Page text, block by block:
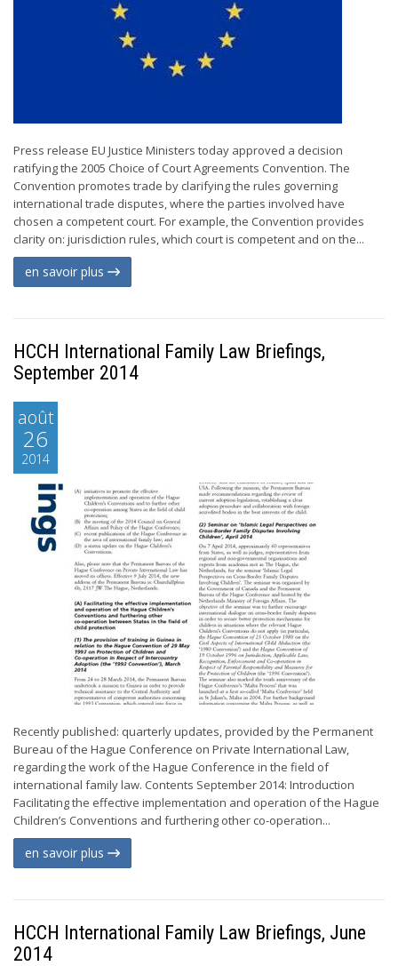
Press release EU Justice Ministers today approved a decision
ratifying the 2005 Choice of Court Agreements Convention. The
Convention promotes trade by clarifying the rules governing
international trade disputes, where the parties involved have
chosen a competent court. For example, the Convention provides
clarity on: jurisdiction rules, which court is competent and on the...
en savoir plus
HCCH International Family Law Briefings,
September 2014
août
26
2014
Recently published: quarterly updates, provided by the Permanent
Bureau of the Hague Conference on Private International Law,
regarding the work of the Hague Conference in the field of
international family law. Contents September 2014: Introduction
Facilitating the effective implementation and operation of the Hague
Children’s Conventions and furthering other co-operation...
en savoir plus
HCCH International Family Law Briefings, June
2014